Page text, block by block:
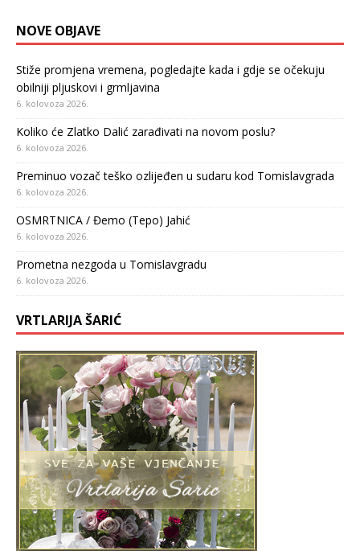
NOVE OBJAVE
Stiže promjena vremena, pogledajte kada i gdje se očekuju
obilniji pljuskovi i grmljavina
6. kolovoza 2026.
Koliko će Zlatko Dalić zarađivati na novom poslu?
6. kolovoza 2026.
Preminuo vozač teško ozlijeđen u sudaru kod Tomislavgrada
6. kolovoza 2026.
OSMRTNICA / Đemo (Tepo) Jahić
6. kolovoza 2026.
Prometna nezgoda u Tomislavgradu
6. kolovoza 2026.
VRTLARIJA ŠARIĆ